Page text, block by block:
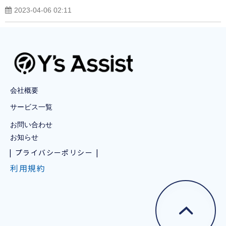
2023-04-06 02:11
会社概要
サービス一覧
お問い合わせ
お知らせ
プライバシーポリシー
利用規約